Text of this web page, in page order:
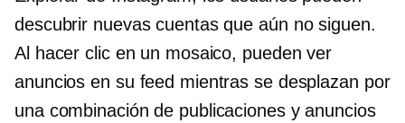
descubrir nuevas cuentas que aún no siguen.
Al hacer clic en un mosaico, pueden ver
anuncios en su feed mientras se desplazan por
una combinación de publicaciones y anuncios